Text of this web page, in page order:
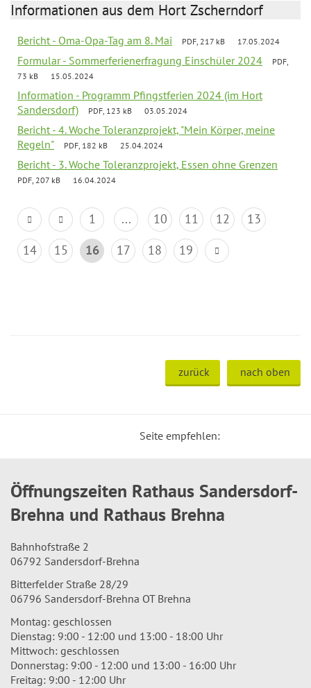
Informationen aus dem Hort Zscherndorf
Bericht - Oma-Opa-Tag am 8. Mai PDF, 217 kB 17.05.2024
Formular - Sommerferienerfragung Einschüler 2024
PDF,
73 kB
15.05.2024
Information - Programm Pfingstferien 2024 (im Hort
Sandersdorf)
PDF, 123 kB 03.05.2024
Bericht - 4. Woche Toleranzprojekt, "Mein Körper, meine
Regeln"
PDF, 182 kB 25.04.2024
Bericht - 3. Woche Toleranzprojekt, Essen ohne Grenzen
PDF, 207 kB 16.04.2024
1 ... 10 11 12
13
14
15 16 17 18 19
zurück nach oben
Seite empfehlen:
Öffnungszeiten Rathaus Sandersdorf-
Brehna und Rathaus Brehna
Bahnhofstraße 2
06792 Sandersdorf-Brehna
Bitterfelder Straße 28/29
06796 Sandersdorf-Brehna OT Brehna
Montag: geschlossen
Dienstag: 9:00 - 12:00 und 13:00 - 18:00 Uhr
Mittwoch: geschlossen
Donnerstag: 9:00 - 12:00 und 13:00 - 16:00 Uhr
Freitag: 9:00 - 12:00 Uhr